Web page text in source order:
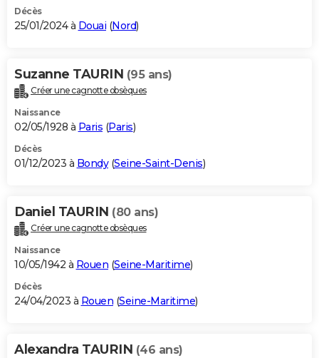
Décès
25/01/2024 à Douai (Nord)
Suzanne TAURIN (95 ans)
Créer une cagnotte obsèques
Naissance
02/05/1928 à Paris (Paris)
Décès
01/12/2023 à Bondy(Seine-Saint-Denis)
Daniel TAURIN (80 ans)
Créer une cagnotte obsèques
Naissance
10/05/1942 à Rouen (Seine-Maritime)
Décès
24/04/2023 à Rouen (Seine-Maritime)
Alexandra TAURIN (46 ans)